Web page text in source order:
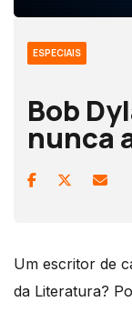
ESPECIAIS
Bob
nunca
Um escritor de
da Literatura?